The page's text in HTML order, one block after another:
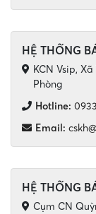
HỆ THỐNG
KCN Vsip,
Phòng
Hotline:
Email:
HỆ THỐNG
Cụm CN